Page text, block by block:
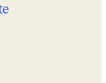
new tab/